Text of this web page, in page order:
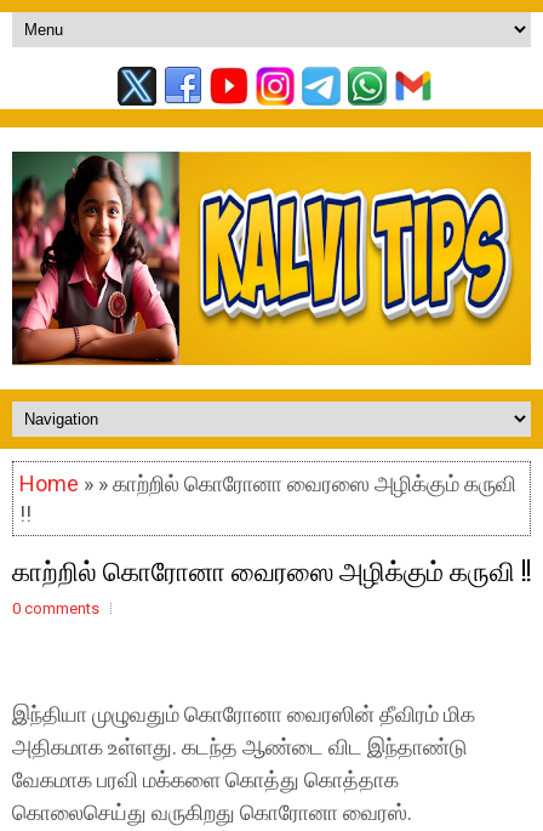
Home » » காற்றில் கொரோனா வைரஸை அழிக்கும் கருவி
!!
காற்றில் கொரோனா வைரஸை அழிக்கும் கருவி !!
0 comments
இந்தியா முழுவதும் கொரோனா வைரஸின் தீவிரம் மிக
அதிகமாக உள்ளது. கடந்த ஆண்டை விட இந்தாண்டு
வேகமாக பரவி மக்களை கொத்து கொத்தாக
கொலைசெய்து வருகிறது கொரோனா வைரஸ்.